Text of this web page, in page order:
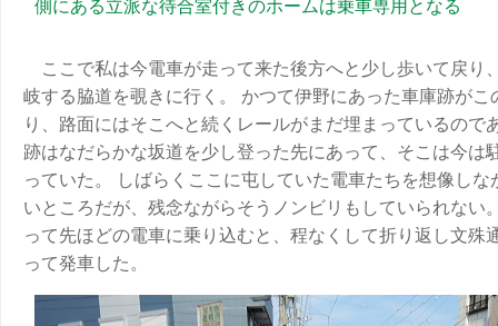
側にある立派な待合室付きのホームは乗車専用となる
ここで私は今電車が走って来た後方へと少し歩いて戻り
岐する脇道を覗きに行く。 かつて伊野にあった車庫跡がこ
り、路面にはそこへと続くレールがまだ埋まっているので
跡はなだらかな坂道を少し登った先にあって、そこは今は
っていた。 しばらくここに屯していた電車たちを想像しな
いところだが、残念ながらそうノンビリもしていられない
って先ほどの電車に乗り込むと、程なくして折り返し文殊
って発車した。